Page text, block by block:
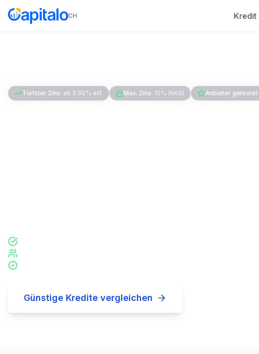
CH Kredit
Tiefster Zins· ab 3.95% eff. Max. Zins· 10% (KKG) Anbieter getestet·
Günstige Kredite vergleichen